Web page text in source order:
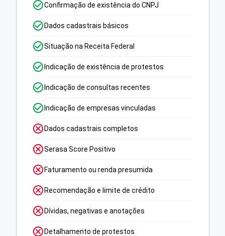
Confirmação de existência do CNPJ
Dados cadastrais básicos
Situação na Receita Federal
Indicação de existência de protestos
Indicação de consultas recentes
Indicação de empresas vinculadas
Dados cadastrais completos
Serasa Score Positivo
Faturamento ou renda presumida
Recomendação e limite de crédito
Dívidas, negativas e anotações
Detalhamento de protestos